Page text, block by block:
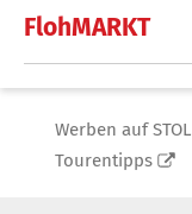
FlohMARKT
Werben auf STOL
Tourentipps